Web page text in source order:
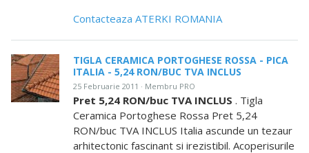
Contacteaza ATERKI ROMANIA
TIGLA CERAMICA PORTOGHESE ROSSA - PICA
ITALIA - 5,24 RON/BUC TVA INCLUS
25 Februarie 2011 · Membru PRO
Pret 5,24 RON/buc TVA INCLUS . Tigla
Ceramica Portoghese Rossa Pret 5,24
RON/buc TVA INCLUS Italia ascunde un tezaur
arhitectonic fascinant si irezistibil. Acoperisurile